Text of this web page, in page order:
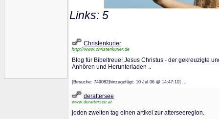
Links: 5
Christenkurier
http://www.christenkurier.de
Blog für Bibeltreue! Jesus Christus - der gekreuzigte
Anhören und Herunterladen ..
[Besuche: 749082|hinzugefügt: 10 Jul 06 @ 14:47:10] ...
derattersee
www.derattersee.at
jeden zweiten tag einen artikel zur atterseeregion.